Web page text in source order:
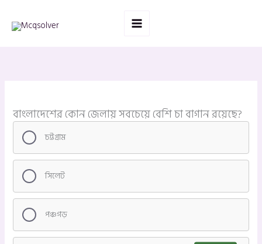
content
বাংলাদেশের কোন জেলায় সবচেয়ে বেশি চা বাগান রয়েছে?
চট্টগ্রাম
সিলেট
পঞ্চগড়